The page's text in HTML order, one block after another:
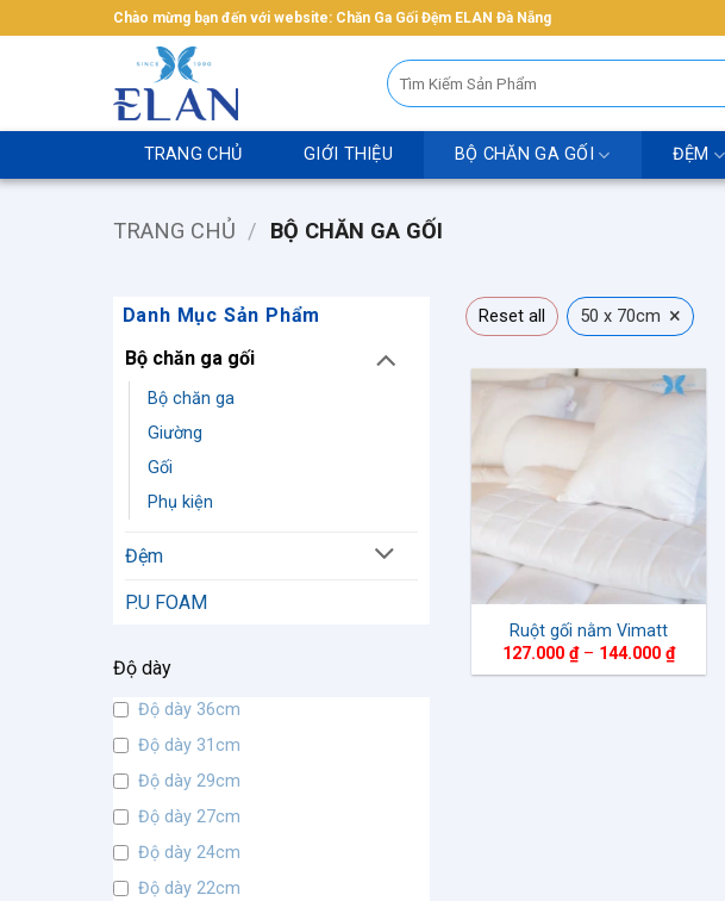
qua
Chào mừng bạn đến với website: Chăn Ga Gối Đệm ELAN Đà Nẵng
Tìm
kiếm:
TRANG CHỦ GIỚI THIỆU BỘ CHĂN GA GỐI ĐỆM
TRANG CHỦ / BỘ CHĂN GA GỐI
Danh Mục Sản Phẩm
Bộ chăn ga gối
Bộ chăn ga
Giường
Gối
Phụ kiện
Đệm
P.U FOAM
Độ dày
Độ dày 36cm
Độ dày 31cm
Độ dày 29cm
Độ dày 27cm
Độ dày 24cm
Độ dày 22cm
Reset all 50 x 70cm ×
Ruột gối nằm Vimatt
127.000 ₫ – 144.000 ₫Khoảng
giá: